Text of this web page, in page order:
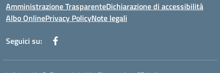
Amministrazione TrasparenteDichiarazione di accessibilità
Albo OnlinePrivacy PolicyNote legali
Seguici su: